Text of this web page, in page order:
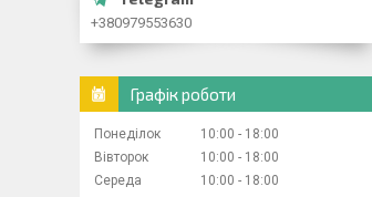
+380979553630
Графік роботи
Понеділок 10:00
18:00
Вівторок
10:00
18:00
Середа
10:00
18:00